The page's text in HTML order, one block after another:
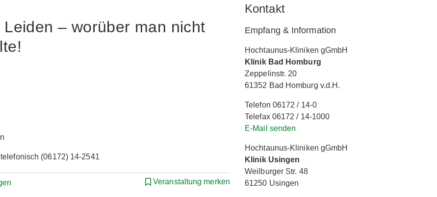
– worüber man nicht
(06172) 14-2541
Veranstaltung merken
Kontakt
Empfang & Information
Hochtaunus-Kliniken gGmbH
Klinik Bad Homburg
Zeppelinstr. 20
61352 Bad Homburg v.d.H.
Telefon 06172 / 14-0
Telefax 06172 / 14-1000
E-Mail senden
Hochtaunus-Kliniken gGmbH
Klinik Usingen
Weilburger Str. 48
61250 Usingen